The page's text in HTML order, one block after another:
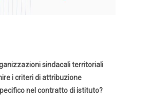
sindacali territoriali
i criteri di attribuzione
nel contratto di istituto?